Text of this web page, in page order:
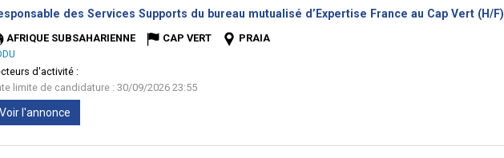
des Services Supports du bureau mutualisé d’Expertise France au Cap Vert (H/F)
AFRIQUE SUBSAHARIENNE CAP VERT
PRAIA
d'activité :
limite de candidature : 30/09/2026 23:55
Voir l'annonce